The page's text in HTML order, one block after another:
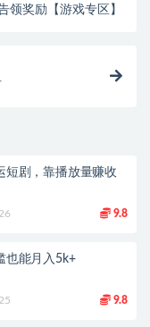
领奖励【游戏专区】
短剧，靠播放量赚收
26 9.8
也能月入5k+
25 9.8